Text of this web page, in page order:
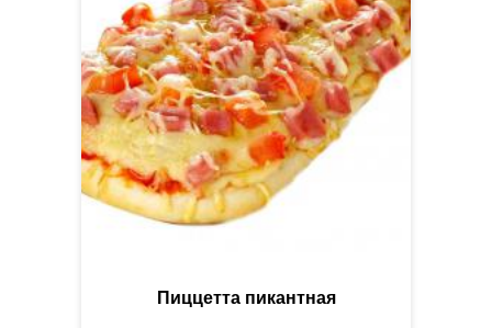
Пиццетта пикантная